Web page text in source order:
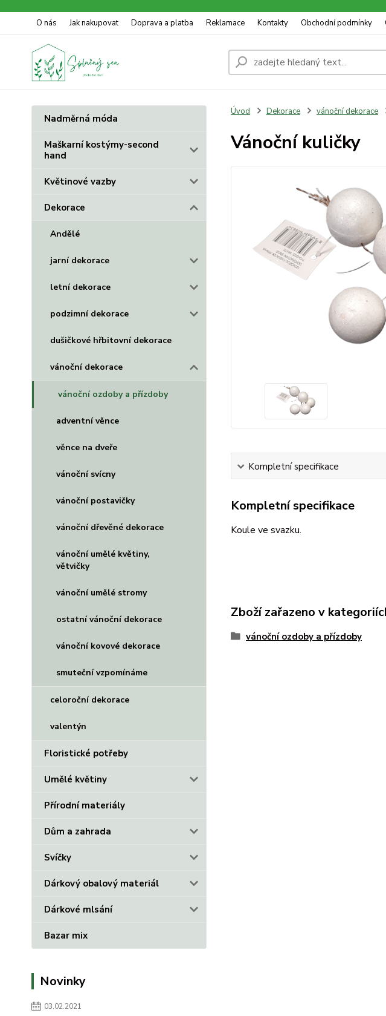
O nás Jak nakupovat Doprava a platba Reklamace Kontakty Obchodní podmínky
Nadměrná móda
Maškarní kostýmy-second
hand
Květinové vazby
Dekorace
Andělé
jarní dekorace
letní dekorace
podzimní dekorace
dušičkové hřbitovní dekorace
vánoční dekorace
vánoční ozdoby a přízdoby
adventní věnce
věnce na dveře
vánoční svícny
vánoční postavičky
vánoční dřevěné dekorace
vánoční umělé květiny,
větvičky
vánoční umělé stromy
ostatní vánoční dekorace
vánoční kovové dekorace
smuteční vzpomínáme
celoroční dekorace
valentýn
Floristické potřeby
Umělé květiny
Přírodní materiály
Dům a zahrada
Svíčky
Dárkový obalový materiál
Dárkové mlsání
Bazar mix
Novinky
03.02.2021
Úvod Dekorace vánoční dekorace
Vánoční kuličky
Kompletní specifikace
Kompletní specifikace
Koule ve svazku.
Zboží zařazeno v
vánoční ozdoby a přízdoby